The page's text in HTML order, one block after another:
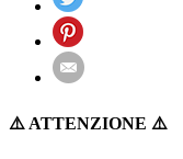
⚠️ ATTENZIONE ⚠️